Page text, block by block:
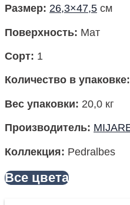
Размер: 26,3×47,5 см
Поверхность: Мат
Сорт: 1
Количество в упаковке:
Вес упаковки: 20,0 кг
Производитель:
Коллекция: Pedralbes
Все цвета